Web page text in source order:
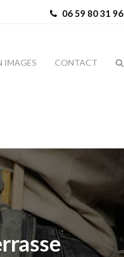
06 59 80 31 96
IMAGES CONTACT